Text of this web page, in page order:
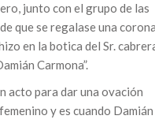
junto con el grupo de las
que se regalase una
en la botica del Sr.
Carmona”.
acto para dar una ovación
y es cuando Damián